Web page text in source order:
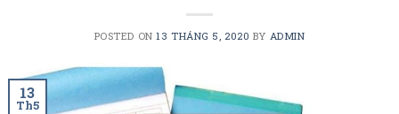
POSTED ON13 THÁNG 5, 2020 BY ADMIN
13
Th5